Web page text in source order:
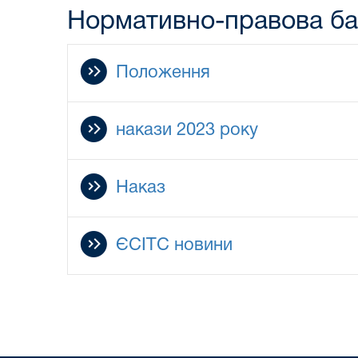
Нормативно-правова
Положення
накази 2023 року
Наказ
ЄСІТС новини